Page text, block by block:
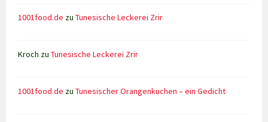
1001food.de zuTunesische Leckerei Zrir
Kroch zuTunesische Leckerei Zrir
1001food.de zuTunesischer Orangenkuchen – ein Gedicht